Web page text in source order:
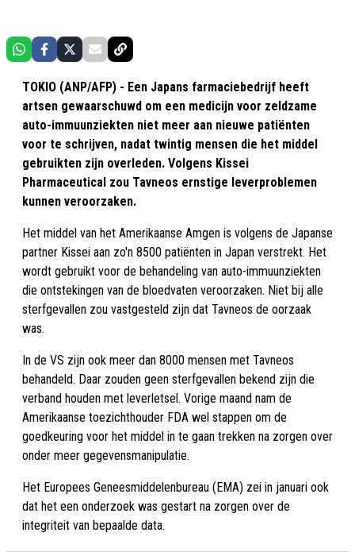
TOKIO (ANP/AFP) - Een Japans farmaciebedrijf heeft
artsen gewaarschuwd om een medicijn voor zeldzame
auto-immuunziekten niet meer aan nieuwe patiënten
voor te schrijven, nadat twintig mensen die het middel
gebruikten zijn overleden. Volgens Kissei
Pharmaceutical zou Tavneos ernstige leverproblemen
kunnen veroorzaken.
Het middel van het Amerikaanse Amgen is volgens de Japanse
partner Kissei aan zo'n 8500 patiënten in Japan verstrekt. Het
wordt gebruikt voor de behandeling van auto-immuunziekten
die ontstekingen van de bloedvaten veroorzaken. Niet bij alle
sterfgevallen zou vastgesteld zijn dat Tavneos de oorzaak
was.
In de VS zijn ook meer dan 8000 mensen met Tavneos
behandeld. Daar zouden geen sterfgevallen bekend zijn die
verband houden met leverletsel. Vorige maand nam de
Amerikaanse toezichthouder FDA wel stappen om de
goedkeuring voor het middel in te gaan trekken na zorgen over
onder meer gegevensmanipulatie.
Het Europees Geneesmiddelenbureau (EMA) zei in januari ook
dat het een onderzoek was gestart na zorgen over de
integriteit van bepaalde data.